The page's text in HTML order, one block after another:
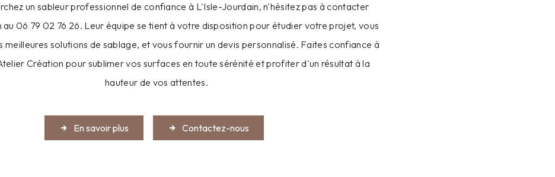
un sableur professionnel de confiance à L'Isle-Jourdain, n'hésitez pas à contacter
06 79 02 76 26. Leur équipe se tient à votre disposition pour étudier votre projet, vous
meilleures solutions de sablage, et vous fournir un devis personnalisé. Faites confiance à
Création pour sublimer vos surfaces en toute sérénité et profiter d'un résultat à la
hauteur de vos attentes.
En savoir plus Contactez-nous